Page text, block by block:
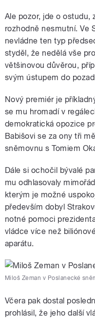
Ale pozor, jde o ostudu,
rozhodně nesmutní. Ve
nevládne ten typ
styděl, že nedělá vše
většinovou důvěrou,
svým ústupem do
Nový premiér je
se mu hromadí v
demokratická opozice
Babišovi se za ony tři
sněmovnu s Tomiem
Dále si ochočil bývalé
mu odhlasovaly
kterým je možné
především dobyl
notné pomoci
vládce více než
aparátu.
Miloš Zeman v Poslanecké
Včera pak dostal
prohlásil, že jeho další